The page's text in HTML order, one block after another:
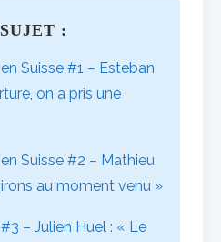
:
Suisse #1 – Esteban
on a pris une
Suisse #2 – Mathieu
au moment venu »
– Julien Huel : « Le